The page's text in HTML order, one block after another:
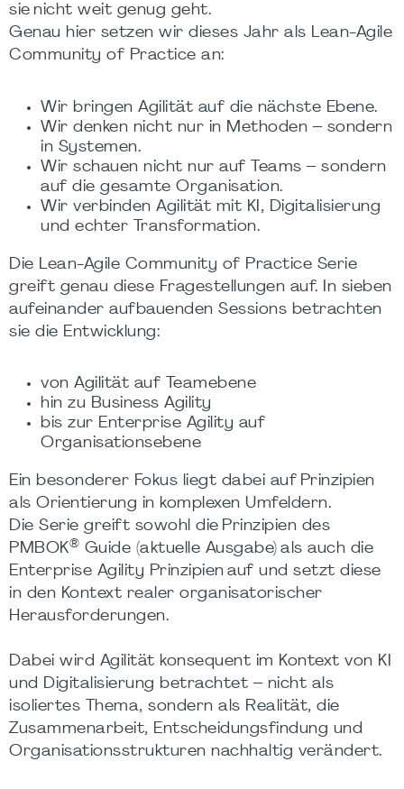
sie nicht weit genug geht.
Genau hier setzen wir dieses Jahr als Lean-Agile
Community of Practice an:
Wir bringen Agilität auf die nächste Ebene.
Wir denken nicht nur in Methoden – sondern
in Systemen.
Wir schauen nicht nur auf Teams – sondern
auf die gesamte Organisation.
Wir verbinden Agilität mit KI, Digitalisierung
und echter Transformation.
Die Lean-Agile Community of Practice Serie
greift genau diese Fragestellungen auf. In sieben
aufeinander aufbauenden Sessions betrachten
sie die Entwicklung:
von Agilität auf Teamebene
hin zu Business Agility
bis zur Enterprise Agility auf
Organisationsebene
Ein besonderer Fokus liegt dabei auf Prinzipien
als Orientierung in komplexen Umfeldern.
Die Serie greift sowohl die Prinzipien des
PMBOK® Guide (aktuelle Ausgabe) als auch die
Enterprise Agility Prinzipien auf und setzt diese
in den Kontext realer organisatorischer
Herausforderungen.
Dabei wird Agilität konsequent im Kontext von KI
und Digitalisierung betrachtet – nicht als
isoliertes Thema, sondern als Realität, die
Zusammenarbeit, Entscheidungsfindung und
Organisationsstrukturen nachhaltig verändert.